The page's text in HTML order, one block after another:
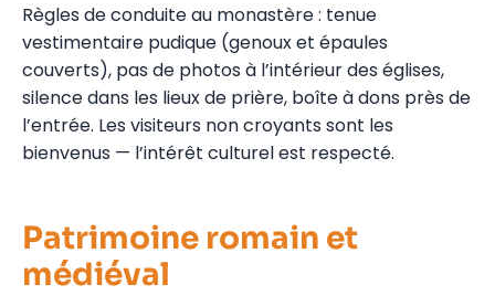
Règles de conduite au monastère : tenue
vestimentaire pudique (genoux et épaules
couverts), pas de photos à l’intérieur des églises,
silence dans les lieux de prière, boîte à dons près de
l’entrée. Les visiteurs non croyants sont les
bienvenus — l’intérêt culturel est respecté.
Patrimoine romain et
médiéval